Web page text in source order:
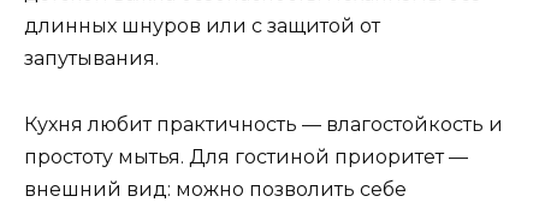
длинных шнуров или с защитой от
запутывания.
Кухня любит практичность — влагостойкость и
простоту мытья. Для гостиной приоритет —
внешний вид: можно позволить себе